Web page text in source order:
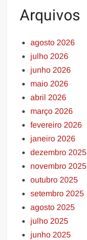
Arquivos
agosto 2026
julho 2026
junho 2026
maio 2026
abril 2026
março 2026
fevereiro 2026
janeiro 2026
dezembro 2025
novembro 2025
outubro 2025
setembro 2025
agosto 2025
julho 2025
junho 2025